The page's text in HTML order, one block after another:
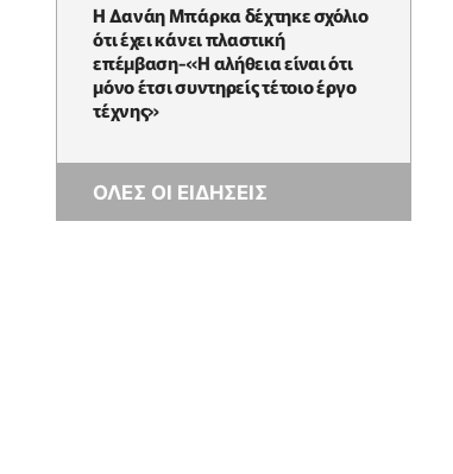
Η Δανάη Μπάρκα δέχτηκε σχόλιο
ότι έχει κάνει πλαστική
επέμβαση-«Η αλήθεια είναι ότι
μόνο έτσι συντηρείς τέτοιο έργο
τέχνης»
ΟΛΕΣ ΟΙ ΕΙΔΗΣΕΙΣ